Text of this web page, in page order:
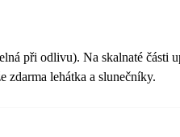
při odlivu). Na skalnaté části
zdarma lehátka a slunečníky.